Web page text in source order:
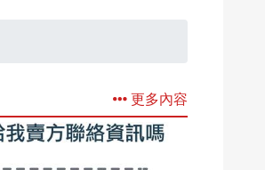
更多內容